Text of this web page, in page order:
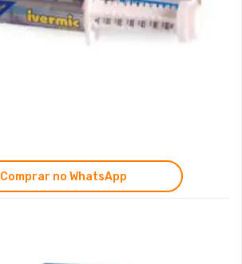
Comprar no WhatsApp